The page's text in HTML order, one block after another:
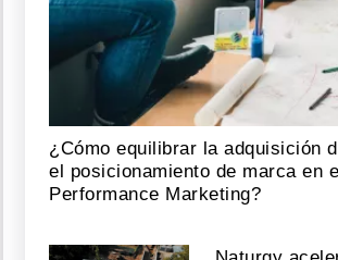
¿Cómo equilibrar la adquisición
el posicionamiento de marca en
Performance Marketing?